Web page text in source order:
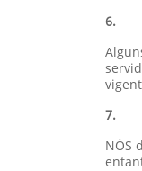
6.
7.
NÓS